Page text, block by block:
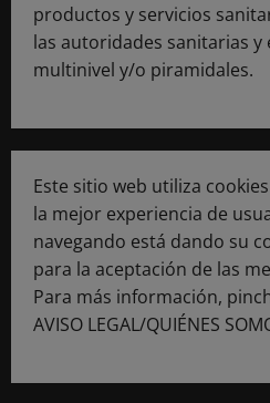
productos y servicios
las autoridades sanitarias y
multinivel y/o piramidales.
Este sitio web utiliza
la mejor experiencia de
navegando está dando su
para la aceptación de las
Para más información,
AVISO LEGAL/QUIÉNES